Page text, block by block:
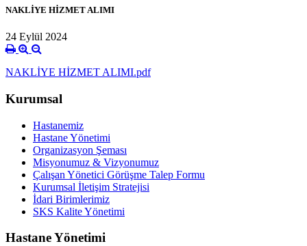
NAKLİYE HİZMET ALIMI
24 Eylül 2024
NAKLİYE HİZMET ALIMI.pdf
Kurumsal
Hastanemiz
Hastane Yönetimi
Organizasyon Şeması
Misyonumuz & Vizyonumuz
Çalışan Yönetici Görüşme Talep Formu
Kurumsal İletişim Stratejisi
İdari Birimlerimiz
SKS Kalite Yönetimi
Hastane Yönetimi